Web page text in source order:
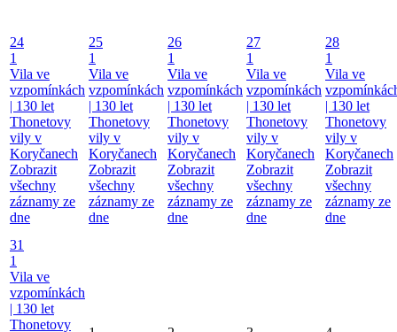
24
1
Vila ve
vzpomínkách
| 130 let
Thonetovy
vily v
Koryčanech
Zobrazit
všechny
záznamy ze
dne
25
1
Vila ve
vzpomínkách
| 130 let
Thonetovy
vily v
Koryčanech
Zobrazit
všechny
záznamy ze
dne
26
1
Vila ve
vzpomínkách
| 130 let
Thonetovy
vily v
Koryčanech
Zobrazit
všechny
záznamy ze
dne
27
1
Vila ve
vzpomínkách
| 130 let
Thonetovy
vily v
Koryčanech
Zobrazit
všechny
záznamy ze
dne
28
1
Vila ve
| 130 let
Thonetovy
vily v
Koryčanech
Zobrazit
všechny
záznamy ze
dne
31
1
Vila ve
vzpomínkách
| 130 let
Thonetovy